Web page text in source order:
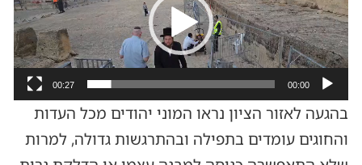
00:00
00:27
בהגעה לאזור הציון נראו המוני יהודים מכל העדות
והחוגים עומדים בתפילה ובהתרגשות גדולה, למרות